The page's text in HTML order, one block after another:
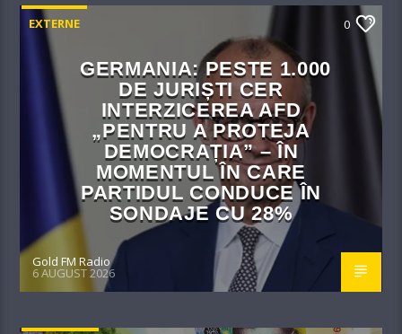
EXTERNE 0
GERMANIA: PESTE 1.000
DE JURIȘTI CER
INTERZICEREA AFD
„PENTRU A PROTEJA
DEMOCRAȚIA” – ÎN
MOMENTUL ÎN CARE
PARTIDUL CONDUCE ÎN
SONDAJE CU 28%
Gold FM Radio
6 AUGUST 2026